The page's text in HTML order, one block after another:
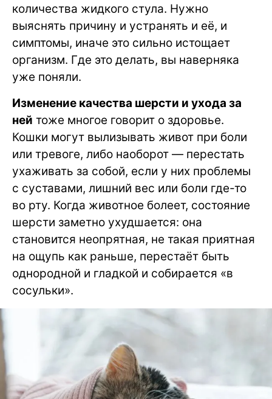
количества жидкого стула. Нужно
выяснять причину и устранять и её, и
симптомы, иначе это сильно истощает
организм. Где это делать, вы наверняка
уже поняли.
Изменение качества шерсти и ухода за
ней тоже многое говорит о здоровье.
Кошки могут вылизывать живот при боли
или тревоге, либо наоборот — перестать
ухаживать за собой, если у них проблемы
с суставами, лишний вес или боли где-то
во рту. Когда животное болеет, состояние
шерсти заметно ухудшается: она
становится неопрятная, не такая приятная
на ощупь как раньше, перестаёт быть
однородной и гладкой и собирается «в
сосульки».